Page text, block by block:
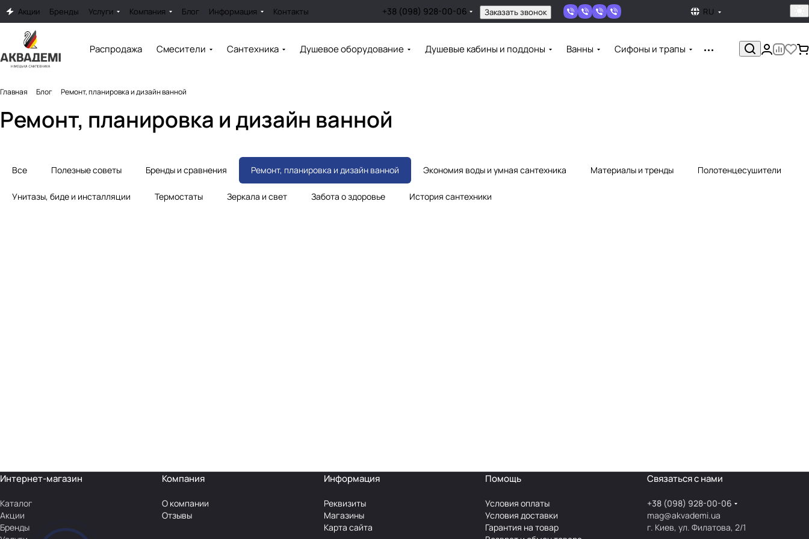
Акции Бренды Услуги Компания Блог Информация Контакты +38 (098) 928-00-06 Заказать звонок RU
Распродажа Смесители Сантехника Душевое оборудование Душевые кабины и поддоны Ванны Сифоны и трапы
Главная Блог Ремонт, планировка и дизайн ванной
Ремонт, планировка и дизайн ванной
Все Полезные советы Бренды и сравнения Ремонт, планировка и дизайн ванной Экономия воды и умная сантехника Материалы и тренды Полотенцесушители
Унитазы, биде и инсталляции Термостаты Зеркала и свет Забота о здоровье История сантехники
Интернет-магазин
Каталог
Акции
Бренды
Компания
О компании
Отзывы
Информация
Реквизиты
Магазины
Карта сайта
Помощь
Условия оплаты
Условия доставки
Гарантия на товар
Связаться с нами
+38 (098) 928-00-06
mag@akvademi.ua
г. Киев, ул. Филатова, 2/1